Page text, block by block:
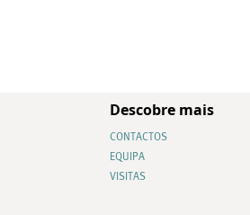
Descobre mais
CONTACTOS
EQUIPA
VISITAS